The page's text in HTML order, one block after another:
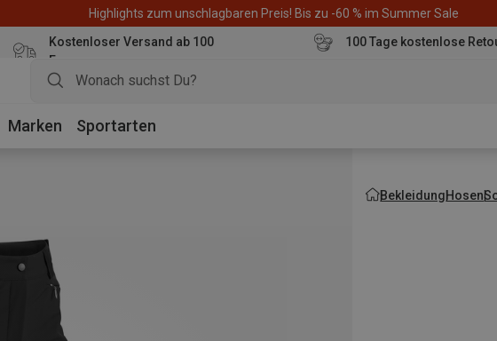
Highlights zum unschlagbaren Preis! Bis zu -60 % im Summer Sale
Kostenloser Versand ab 100
Euro
100 Tage kostenlose
Marken Sportarten
BekleidungHosen